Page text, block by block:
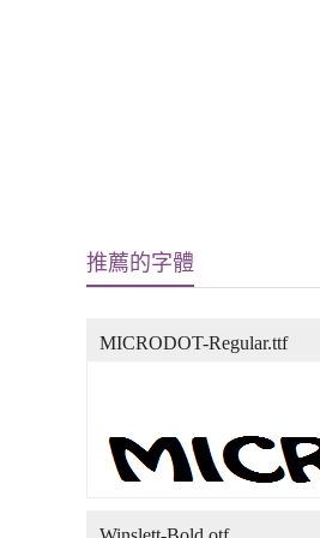
推薦的字體
MICRODOT-Regular.ttf